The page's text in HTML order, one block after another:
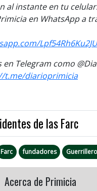
al instante en tu
en WhatsApp a
en Telegram como
t.me/diarioprimicia
de las Farc
Farc fundadores
Acerca de Primicia